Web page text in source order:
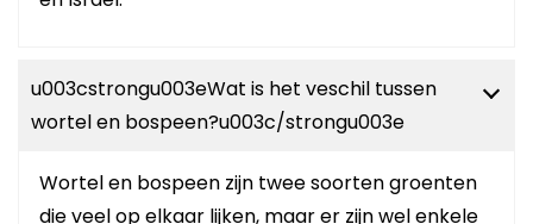
u003cstrongu003eWat is het veschil tussen
wortel en bospeen?u003c/strongu003e
Wortel en bospeen zijn twee soorten groenten
die veel op elkaar lijken, maar er zijn wel enkele